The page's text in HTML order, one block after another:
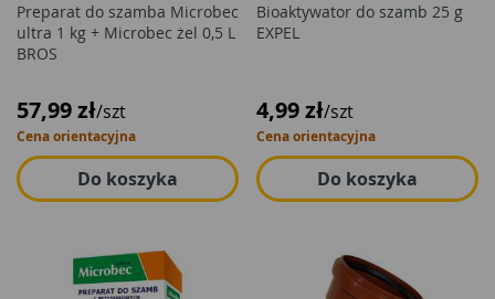
Preparat do szamba Microbec
ultra 1 kg + Microbec żel 0,5 L
BROS
57,99 zł/szt
Cena orientacyjna
Do koszyka
Bioaktywator do szamb 25 g
EXPEL
4,99 zł/szt
Cena orientacyjna
Do koszyka